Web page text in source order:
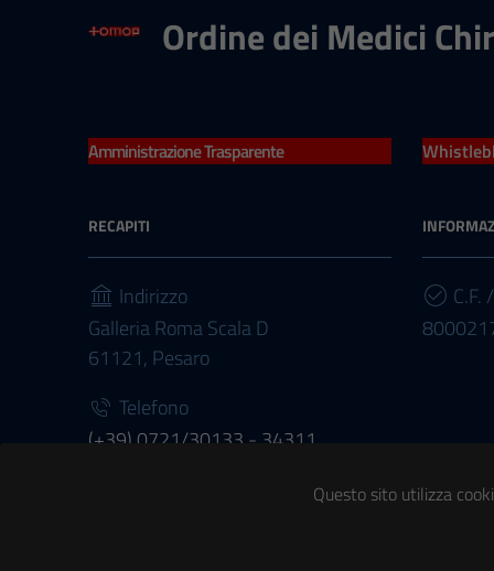
Questo sito utilizza
Ordine dei Medici
Amministrazione Trasparente
RECAPITI
Indirizzo
Galleria Roma Scala D
61121, Pesaro
Telefono
(+39) 0721/30133 - 34311
C.F.